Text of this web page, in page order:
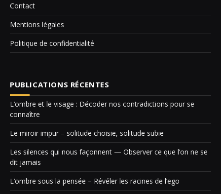
Contact
Mentions légales
Politique de confidentialité
PUBLICATIONS RÉCENTES
L’ombre et le visage : Décoder nos contradictions pour se
connaître
Le miroir impur – solitude choisie, solitude subie
Les silences qui nous façonnent — Observer ce que l’on ne se
dit jamais
L’ombre sous la pensée – Révéler les racines de l’ego